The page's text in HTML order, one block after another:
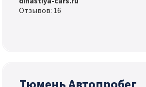
Отзывов: 16